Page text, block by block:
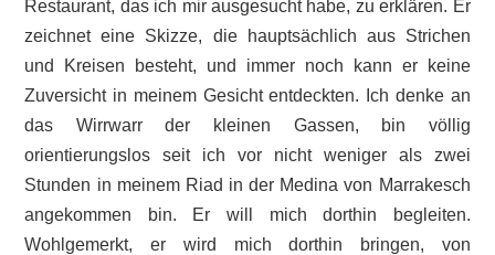
Restaurant, das ich mir ausgesucht habe, zu erklären. Er
zeichnet eine Skizze, die hauptsächlich aus Strichen
und Kreisen besteht, und immer noch kann er keine
Zuversicht in meinem Gesicht entdeckten. Ich denke an
das Wirrwarr der kleinen Gassen, bin völlig
orientierungslos seit ich vor nicht weniger als zwei
Stunden in meinem Riad in der Medina von Marrakesch
angekommen bin. Er will mich dorthin begleiten.
Wohlgemerkt, er wird mich dorthin bringen, von